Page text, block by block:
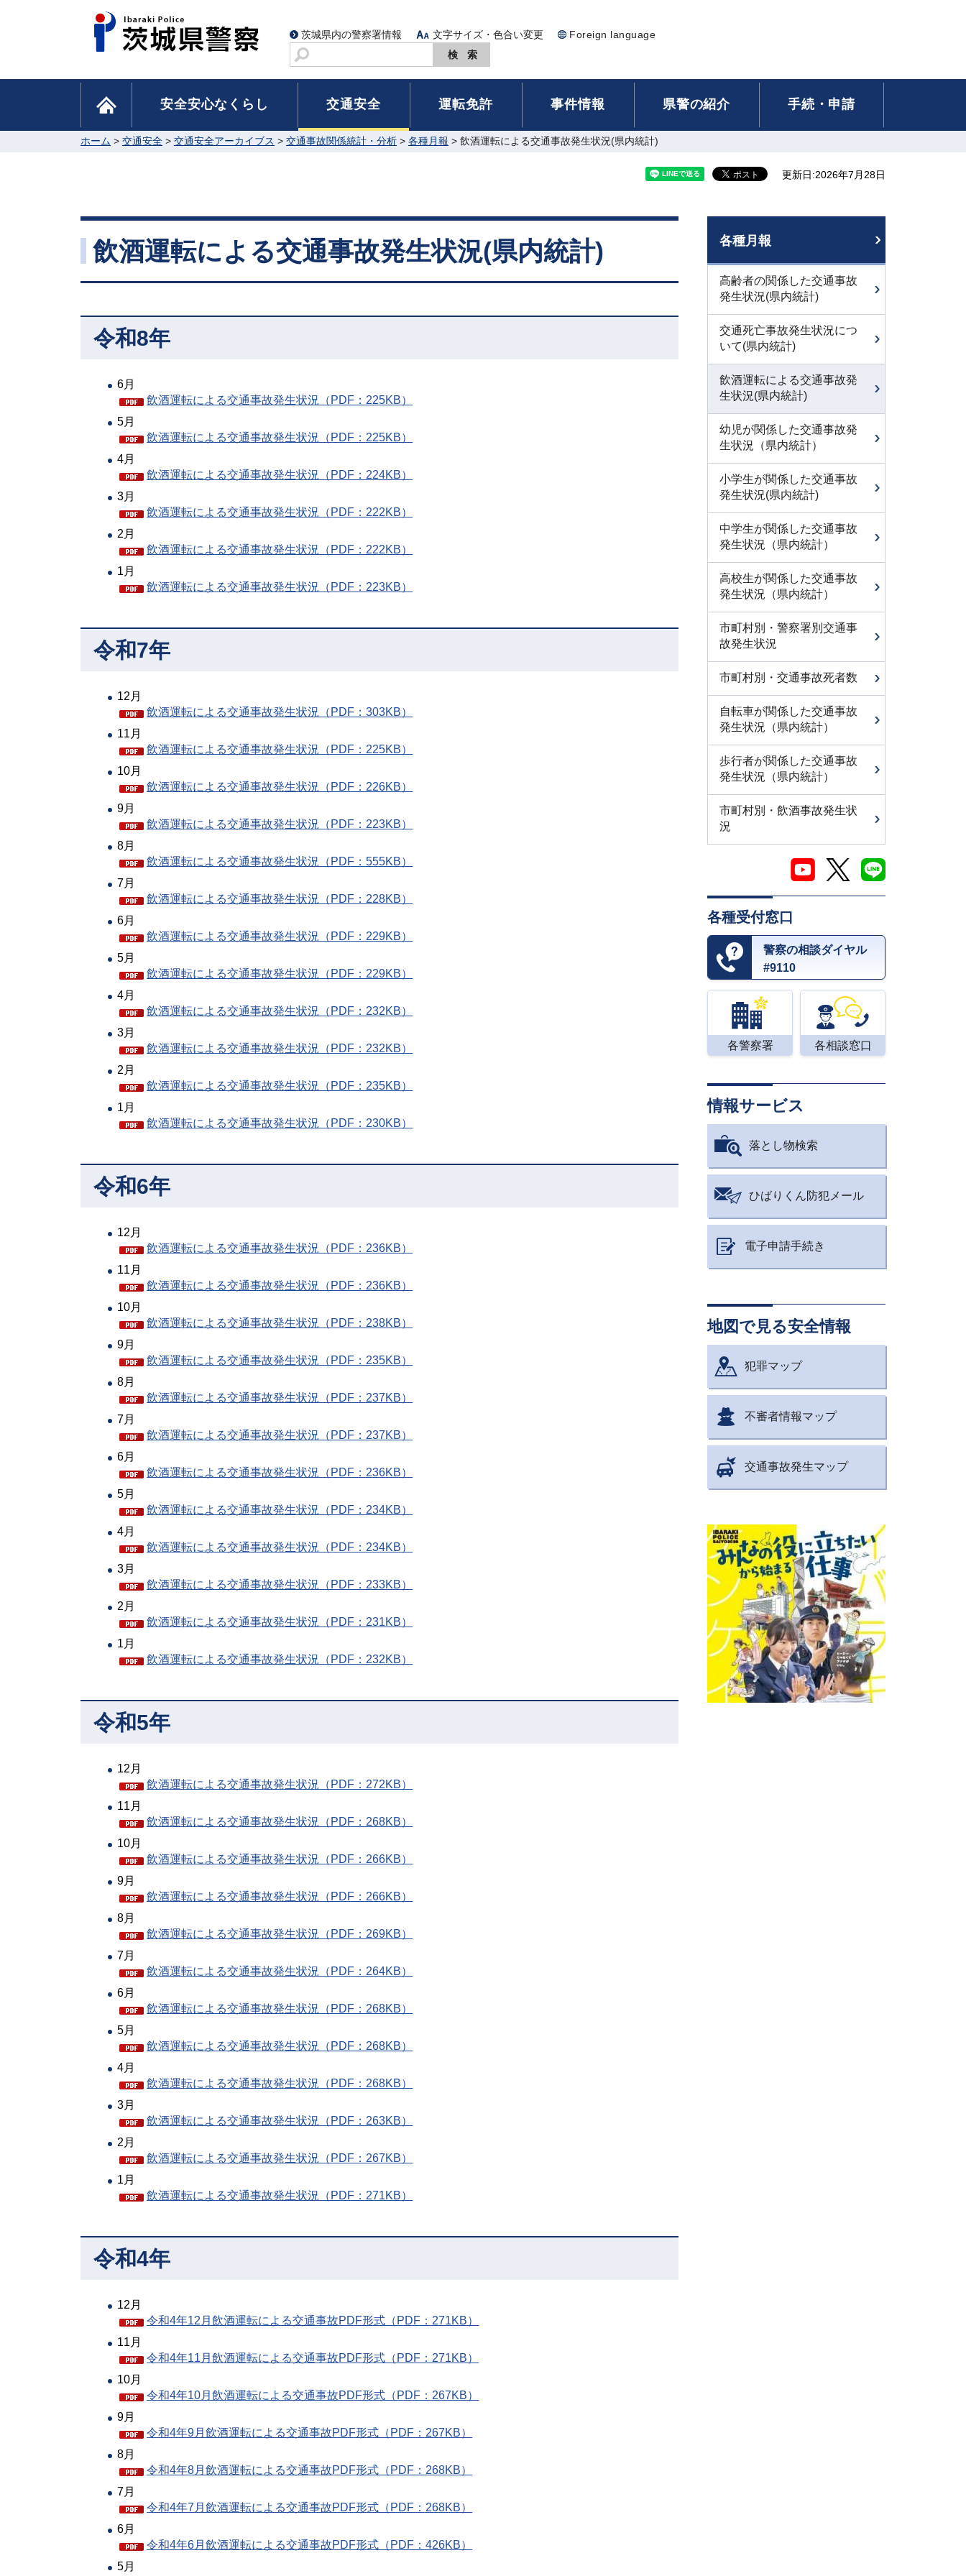
茨城県内の警察署情報 文字サイズ・色合い変更
Foreign language
サ
索
home 安全安心なくらし 交通安全 運転免許 事件情報 県警の紹介 手続・申請
ホーム > 交通安全 > 交通安全アーカイブス > 交通事故関係統計・分析 > 各種月報 > 飲酒運転による交通事故発生状況(県内統計)
更新日:2026年7月28日
飲酒運転による交通事故発生状況(県内統計)
令和8年
6月
飲酒運転による交通事故発生状況（PDF：225KB）
5月
飲酒運転による交通事故発生状況（PDF：225KB）
4月
飲酒運転による交通事故発生状況（PDF：224KB）
3月
飲酒運転による交通事故発生状況（PDF：222KB）
2月
飲酒運転による交通事故発生状況（PDF：222KB）
1月
飲酒運転による交通事故発生状況（PDF：223KB）
令和7年
12月
飲酒運転による交通事故発生状況（PDF：303KB）
11月
飲酒運転による交通事故発生状況（PDF：225KB）
10月
飲酒運転による交通事故発生状況（PDF：226KB）
9月
飲酒運転による交通事故発生状況（PDF：223KB）
8月
飲酒運転による交通事故発生状況（PDF：555KB）
7月
飲酒運転による交通事故発生状況（PDF：228KB）
6月
飲酒運転による交通事故発生状況（PDF：229KB）
5月
飲酒運転による交通事故発生状況（PDF：229KB）
4月
飲酒運転による交通事故発生状況（PDF：232KB）
3月
飲酒運転による交通事故発生状況（PDF：232KB）
2月
飲酒運転による交通事故発生状況（PDF：235KB）
1月
飲酒運転による交通事故発生状況（PDF：230KB）
令和6年
12月
飲酒運転による交通事故発生状況（PDF：236KB）
11月
飲酒運転による交通事故発生状況（PDF：236KB）
10月
飲酒運転による交通事故発生状況（PDF：238KB）
9月
飲酒運転による交通事故発生状況（PDF：235KB）
8月
飲酒運転による交通事故発生状況（PDF：237KB）
7月
飲酒運転による交通事故発生状況（PDF：237KB）
6月
飲酒運転による交通事故発生状況（PDF：236KB）
5月
飲酒運転による交通事故発生状況（PDF：234KB）
4月
飲酒運転による交通事故発生状況（PDF：234KB）
3月
飲酒運転による交通事故発生状況（PDF：233KB）
2月
飲酒運転による交通事故発生状況（PDF：231KB）
1月
飲酒運転による交通事故発生状況（PDF：232KB）
令和5年
12月
飲酒運転による交通事故発生状況（PDF：272KB）
11月
飲酒運転による交通事故発生状況（PDF：268KB）
10月
飲酒運転による交通事故発生状況（PDF：266KB）
9月
飲酒運転による交通事故発生状況（PDF：266KB）
8月
飲酒運転による交通事故発生状況（PDF：269KB）
7月
飲酒運転による交通事故発生状況（PDF：264KB）
6月
飲酒運転による交通事故発生状況（PDF：268KB）
5月
飲酒運転による交通事故発生状況（PDF：268KB）
4月
飲酒運転による交通事故発生状況（PDF：268KB）
3月
飲酒運転による交通事故発生状況（PDF：263KB）
2月
飲酒運転による交通事故発生状況（PDF：267KB）
1月
飲酒運転による交通事故発生状況（PDF：271KB）
令和4年
12月
令和4年12月飲酒運転による交通事故PDF形式（PDF：271KB）
11月
令和4年11月飲酒運転による交通事故PDF形式（PDF：271KB）
10月
令和4年10月飲酒運転による交通事故PDF形式（PDF：267KB）
9月
令和4年9月飲酒運転による交通事故PDF形式（PDF：267KB）
8月
令和4年8月飲酒運転による交通事故PDF形式（PDF：268KB）
7月
令和4年7月飲酒運転による交通事故PDF形式（PDF：268KB）
6月
令和4年6月飲酒運転による交通事故PDF形式（PDF：426KB）
5月
各種月報
高齢者の関係した交通事故
発生状況(県内統計)
交通死亡事故発生状況につ
いて(県内統計)
飲酒運転による交通事故発
生状況(県内統計)
幼児が関係した交通事故発
生状況（県内統計）
小学生が関係した交通事故
発生状況(県内統計)
中学生が関係した交通事故
発生状況（県内統計）
高校生が関係した交通事故
発生状況（県内統計）
市町村別・警察署別交通事
故発生状況
市町村別・交通事故死者数
自転車が関係した交通事故
発生状況（県内統計）
歩行者が関係した交通事故
発生状況（県内統計）
市町村別・飲酒事故発生状
況
各種受付窓口
警察の相談ダイヤル
#9110
各警察署 各相談窓口
情報サービス
落とし物検索
ひばりくん防犯メール
電子申請手続き
地図で見る安全情報
犯罪マップ
不審者情報マップ
交通事故発生マップ